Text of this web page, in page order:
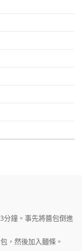
分鐘。事先將醬包倒進
包，然後加入麵條。